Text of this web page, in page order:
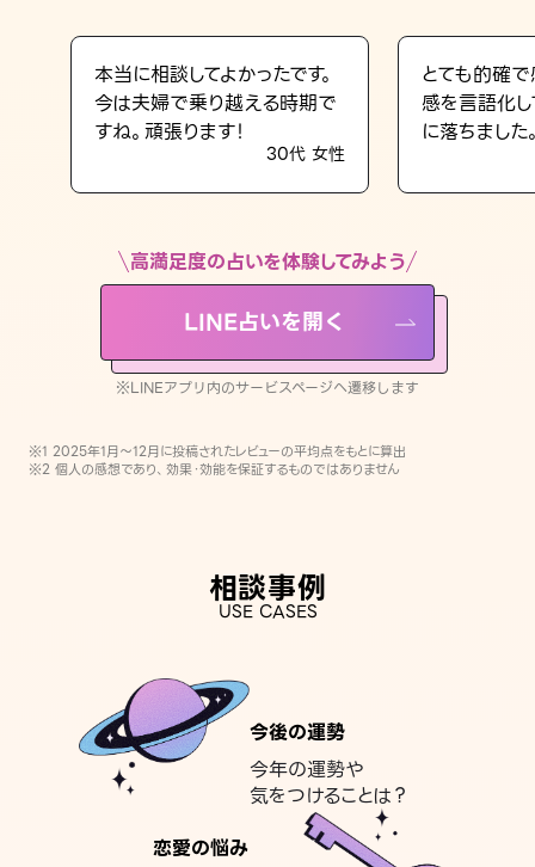
LINE占いを開く
※LINEアプリ内のサービスページへ遷移します
本当に相談してよかったです。
今は夫婦で乗り越える時期で
すね。頑張ります！
30代 女性
とても的確
感を言語化
に落ちました
高満足度の占いを体験してみよう
LINE占いを開く
※LINEアプリ内のサービスページへ遷移します
※1 2025年1月〜12月に投稿されたレビューの平均点をもとに算出
※2 個人の感想であり、効果・効能を保証するものではありません
相談事例
USE CASES
今後の運勢
今年の運勢や
気をつけることは？
恋愛の悩み